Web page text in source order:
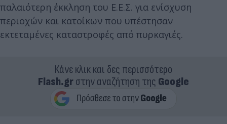
παλαιότερη έκκληση του Ε.Ε.Σ. για ενίσχυση
περιοχών και κατοίκων που υπέστησαν
εκτεταμένες καταστροφές από πυρκαγιές.
Κάνε κλικ και δες περισσότερο
Flash.grστην αναζήτηση της Google